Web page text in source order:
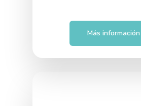
Más información